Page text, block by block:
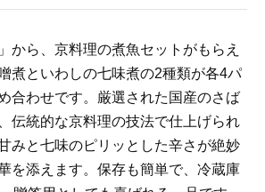
から、京料理の煮魚セットがもらえ
煮といわしの七味煮の2種類が各4パ
合わせです。厳選された国産のさば
伝統的な京料理の技法で仕上げられ
みと七味のピリッとした辛さが絶妙
を添えます。保存も簡単で、冷蔵庫